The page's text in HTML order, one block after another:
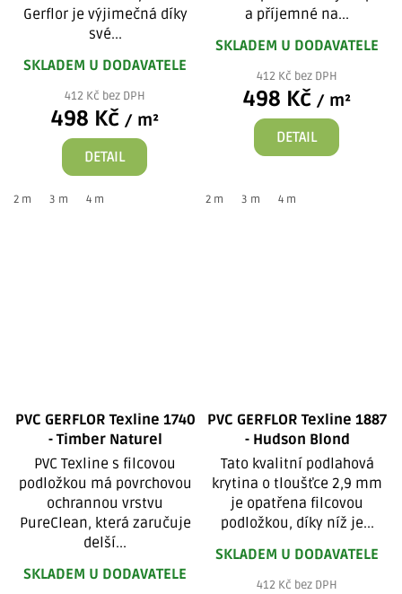
Gerflor je výjimečná díky
své...
SKLADEM U DODAVATELE
412 Kč bez DPH
498 Kč / m²
DETAIL
2 m 3 m 4 m
a příjemné na...
SKLADEM U DODAVATELE
412 Kč bez DPH
498 Kč / m²
DETAIL
2 m 3 m 4 m
PVC GERFLOR Texline 1740
- Timber Naturel
PVC Texline s filcovou
podložkou má povrchovou
ochrannou vrstvu
PureClean, která zaručuje
delší...
SKLADEM U DODAVATELE
PVC GERFLOR Texline 1887
- Hudson Blond
Tato kvalitní podlahová
krytina o tloušťce 2,9 mm
je opatřena filcovou
podložkou, díky níž je...
SKLADEM U DODAVATELE
412 Kč bez DPH